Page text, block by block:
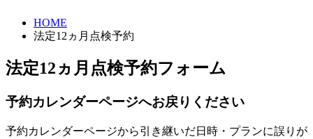
HOME
法定12ヵ月点検予約
法定12ヵ月点検予約フォーム
予約カレンダーページへお戻りください
予約カレンダーページから引き継いだ日時・プランに誤りが